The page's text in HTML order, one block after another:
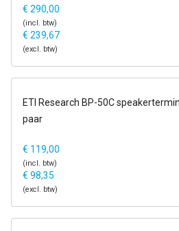
€ 290,00
(incl. btw)
€ 239,67
(excl. btw)
1-2 dagen
ETI Research BP-50C
paar
€ 119,00
(incl. btw)
€ 98,35
(excl. btw)